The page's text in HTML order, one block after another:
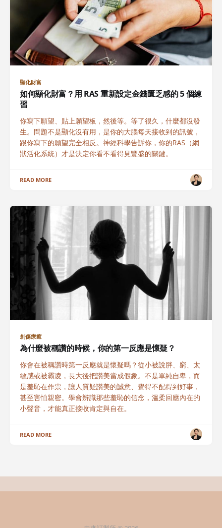
顯化財富
如何顯化財富？用 RAS 重新設定金錢匱乏感的 5 個練
習
你寫下願望、貼上願望板，然後等。等了很久，什麼都沒發
生。問題不是顯化沒有用，是你的大腦每天接收到的訊號，
跟你寫下的願望完全相反。神經科學告訴你，你的RAS（網
狀活化系統）才是決定你看不看得見豐盛的關鍵。
READ MORE
創傷療癒
為什麼被稱讚的時候，你的第一反應是懷疑？
你會在被稱讚時第一反應就是懷疑嗎？從小被說胖、窮、太
敏感或被霸凌，長大後把讚美當成假象。不是單純自卑，而
是羞恥在作祟，讓人質疑讚美的誠意、覺得不配得到好事，
甚至害怕親密。學會辨識那些羞恥的信念，溫柔回應內在的
小聲音，才能真正接收肯定與自在。
READ MORE